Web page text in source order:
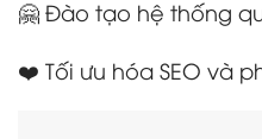
🤗 Đào tạo hệ thống
❤️ Tối ưu hóa SEO và